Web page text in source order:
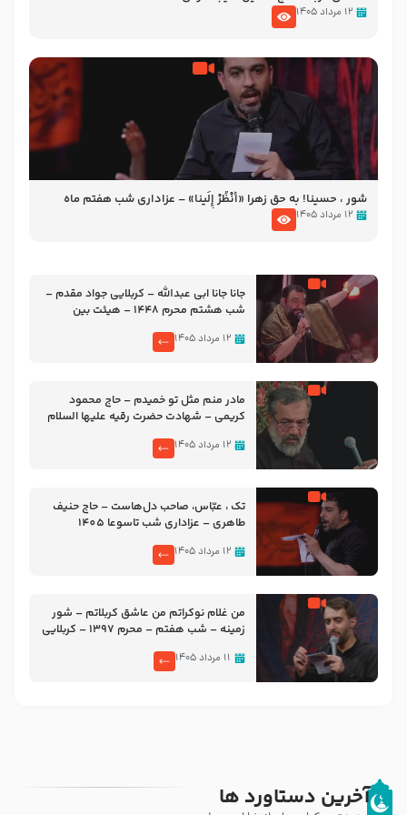
۱۲ مرداد ۱۴۰۵
شور ، حسینا! به‌ حق زهرا «أُنْظُرْ إِلَینا» – عزاداری شب هفتم ماه
محرّم 1405
۱۲ مرداد ۱۴۰۵
جانا جانا ابی عبدالله – کربلایی جواد مقدم –
شب هشتم محرم 1448 – هیئت بین
۱۲ مرداد ۱۴۰۵
مادر منم مثل تو خمیدم – حاج محمود
کریمی – شهادت حضرت رقیه علیها السلام
۱۲ مرداد ۱۴۰۵
تک ، عبّاس، صاحب دل‌هاست – حاج حنیف
طاهری – عزاداری شب تاسوعا 1405
۱۲ مرداد ۱۴۰۵
من غلام نوکراتم من عاشق کربلاتم – شور
زمینه – شب هفتم – محرم 1397 – کربلایی
۱۱ مرداد ۱۴۰۵
آخرین دستاورد ها